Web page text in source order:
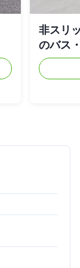
非スリ
のバス